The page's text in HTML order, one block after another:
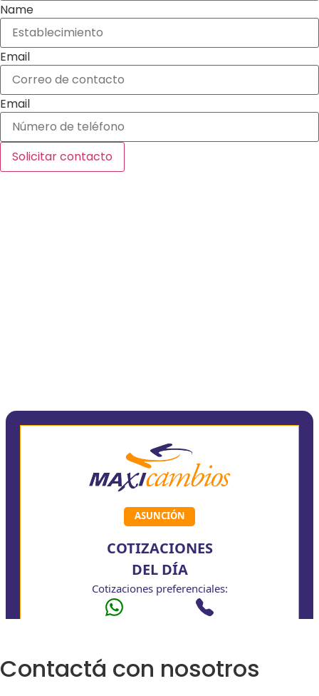
Name
Email
Email
Solicitar contacto
Contactá con nosotros